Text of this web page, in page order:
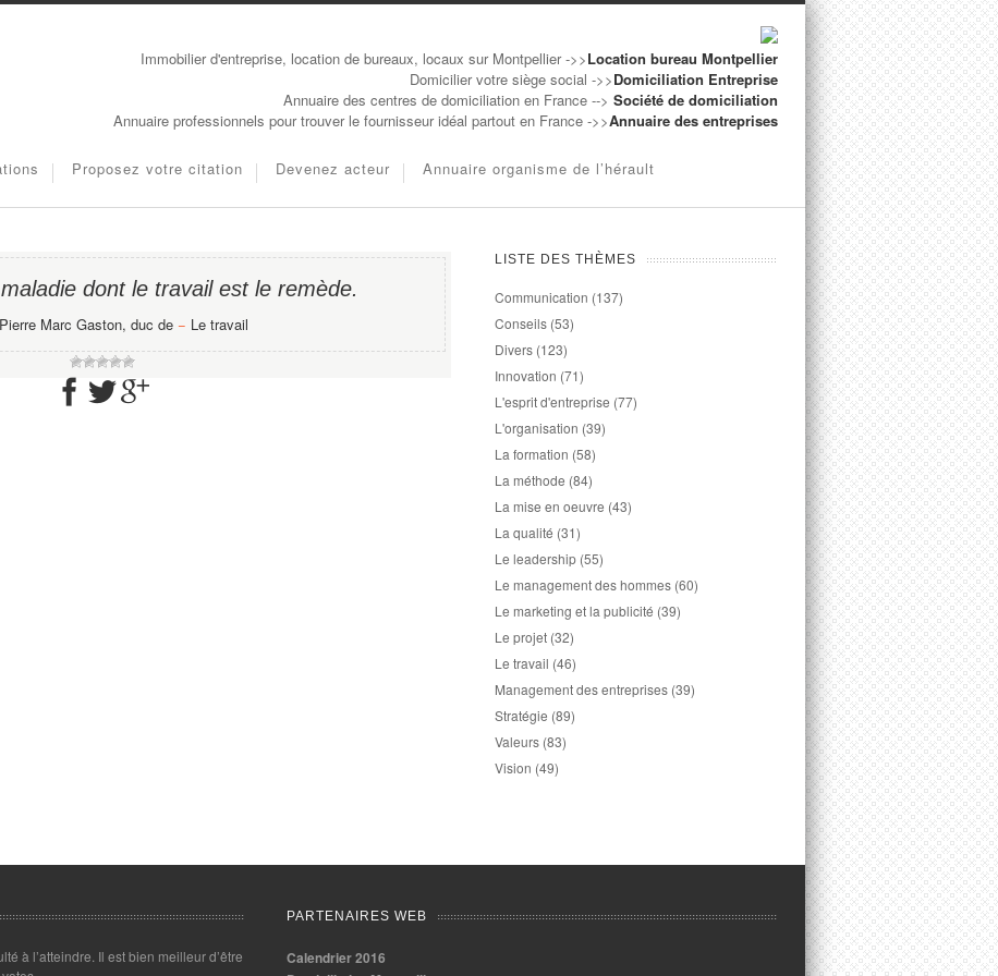
Immobilier d'entreprise, location de bureaux, locaux sur Montpellier ->>Location bureau Montpellier
Domicilier votre siège social ->>Domiciliation Entreprise
Annuaire des centres de domiciliation en France --> Société de domiciliation
Annuaire professionnels pour trouver le fournisseur idéal partout en France ->>Annuaire des entreprises
Proposez votre citation Devenez acteur Annuaire organisme de l’hérault
dont le travail est le remède.
Marc Gaston, duc de − Le travail
LISTE DES THÈMES
Communication (137)
Conseils (53)
Divers (123)
Innovation (71)
L'esprit d'entreprise (77)
L'organisation (39)
La formation (58)
La méthode (84)
La mise en oeuvre (43)
La qualité (31)
Le leadership (55)
Le management des hommes (60)
Le marketing et la publicité (39)
Le projet (32)
Le travail (46)
Management des entreprises (39)
Stratégie (89)
Valeurs (83)
Vision (49)
à l’atteindre. Il est bien meilleur d’être
PARTENAIRES WEB
Calendrier 2016